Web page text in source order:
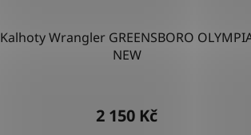
Kalhoty Wrangler GREENSBORO
NEW
2 150 Kč